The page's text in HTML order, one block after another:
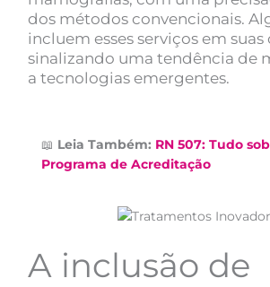
dos métodos convencionais.
incluem esses serviços em
sinalizando uma tendência de
a tecnologias emergentes.
📖 Leia Também: RN 507: Tudo
Programa de Acreditação
A inclusão de